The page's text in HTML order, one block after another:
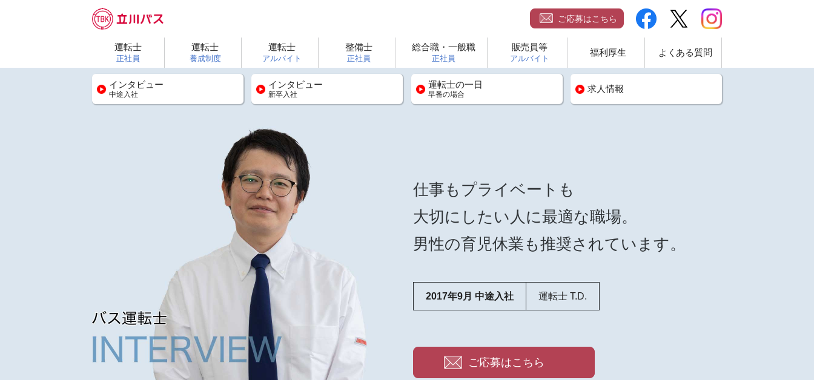
ご応募はこちら
運転士
正社員
運転士
養成制度
運転士
アルバイト
整備士
正社員
総合職・一般職
正社員
販売員等
アルバイト
福利厚生 よくある質問
インタビュー
中途入社
インタビュー
新卒入社
運転士の一日
早番の場合
求人情報
仕事もプライベートも
大切にしたい人に最適な職場。
男性の育児休業も推奨されています。
2017年9月 中途入社 運転士 T.D.
ご応募はこちら